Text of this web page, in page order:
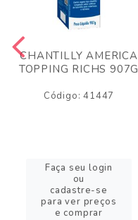
CHANTILLY AMERICA
TOPPING RICHS 907G
Código: 41447
Faça seu login
ou
cadastre-se
para ver preços
e comprar